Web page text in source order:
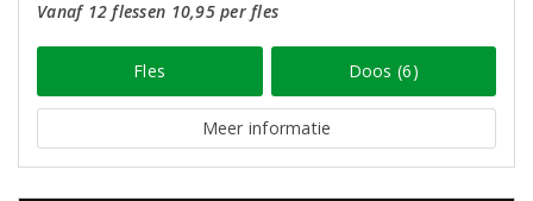
Vanaf 12 flessen 10,95 per fles
Fles Doos (6)
Meer informatie